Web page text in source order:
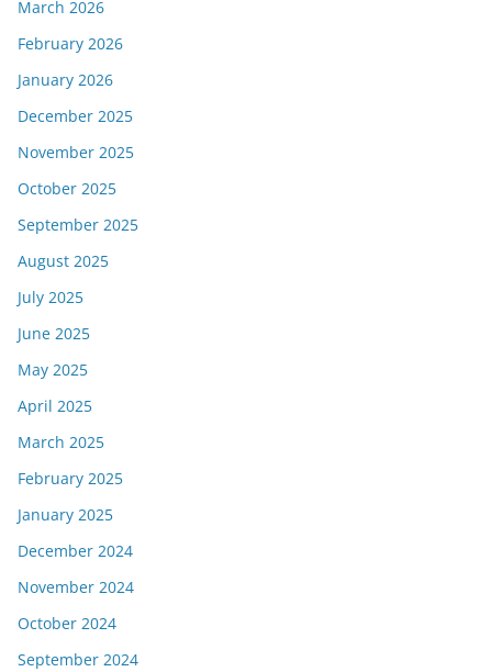
March 2026
February 2026
January 2026
December 2025
November 2025
October 2025
September 2025
August 2025
July 2025
June 2025
May 2025
April 2025
March 2025
February 2025
January 2025
December 2024
November 2024
October 2024
September 2024